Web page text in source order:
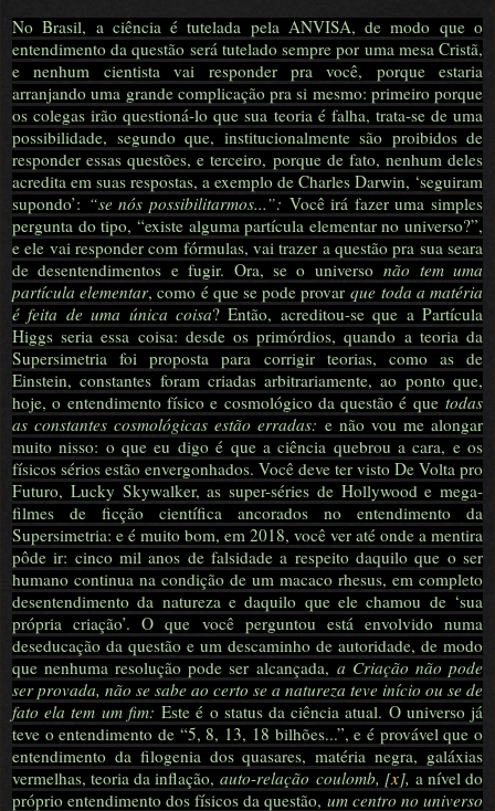
No Brasil, a ciência é tutelada pela ANVISA, de modo que o
entendimento da questão será tutelado sempre por uma mesa Cristã,
e nenhum cientista vai responder pra você, porque estaria
arranjando uma grande complicação pra si mesmo: primeiro porque
os colegas irão questioná-lo que sua teoria é falha, trata-se de uma
possibilidade, segundo que, institucionalmente são proibidos de
responder essas questões, e terceiro, porque de fato, nenhum deles
acredita em suas respostas, a exemplo de Charles Darwin, ‘seguiram
supondo’: “se nós possibilitarmos...”: Você irá fazer uma simples
pergunta do tipo, “existe alguma partícula elementar no universo?”,
e ele vai responder com fórmulas, vai trazer a questão pra sua seara
de desentendimentos e fugir. Ora, se o universonão tem uma
partícula elementar, como é que se pode provarque toda a matéria
é feita de uma única coisa? Então, acreditou-se que a Partícula
Higgs seria essa coisa: desde os primórdios, quando a teoria da
Supersimetria foi proposta para corrigir teorias, como as de
Einstein, constantes foram criadas arbitrariamente, ao ponto que,
hoje, o entendimento físico e cosmológico da questão é que todas
as constantes cosmológicas estão erradas: e não vou me alongar
muito nisso: o que eu digo é que a ciência quebrou a cara, e os
físicos sérios estão envergonhados. Você deve ter visto De Volta pro
Futuro, Lucky Skywalker, as super-séries de Hollywood e mega-
filmes de ficção científica ancorados no entendimento da
Supersimetria: e é muito bom, em 2018, você ver até onde a mentira
pôde ir: cinco mil anos de falsidade a respeito daquilo que o ser
humano continua na condição de um macaco rhesus, em completo
desentendimento da natureza e daquilo que ele chamou de ‘sua
própria criação’. O que você perguntou está envolvido numa
deseducação da questão e um descaminho de autoridade, de modo
que nenhuma resolução pode ser alcançada, a Criação não pode
ser provada, não se sabe ao certo se a natureza teve início ou se de
fato ela tem um fim: Este é o status da ciência atual. O universo já
teve o entendimento de “5, 8, 13, 18 bilhões...”, e é provável que o
entendimento da filogenia dos quasares, matéria negra, galáxias
vermelhas, teoria da inflação,auto-relação coulomb, [x], a nível do
próprio entendimento dos físicos da questão, um centro no universo